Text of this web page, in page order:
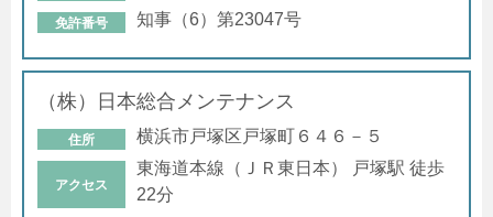
免許番号 知事（6）第23047号
（株）日本総合メンテナンス
住所 横浜市戸塚区戸塚町６４６－５
アクセス
東海道本線（ＪＲ東日本） 戸塚駅 徒歩
22分